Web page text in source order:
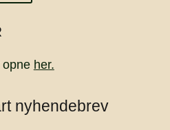
opne her.
nyhendebrev